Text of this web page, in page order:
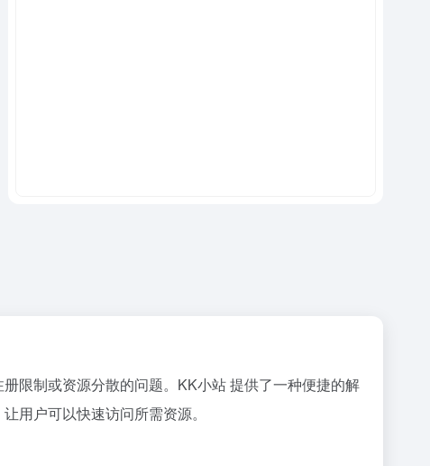
限制或资源分散的问题。KK小站 提供了一种便捷的解
用户可以快速访问所需资源。